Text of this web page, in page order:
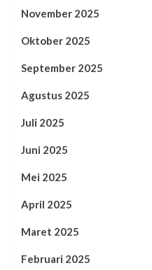
November 2025
Oktober 2025
September 2025
Agustus 2025
Juli 2025
Juni 2025
Mei 2025
April 2025
Maret 2025
Februari 2025